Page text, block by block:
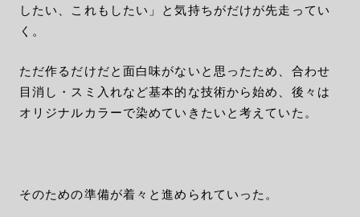
したい、これもしたい」と気持ちがだけが先走ってい
く。
ただ作るだけだと面白味がないと思ったため、合わせ
目消し・スミ入れなど基本的な技術から始め、後々は
オリジナルカラーで染めていきたいと考えていた。
そのための準備が着々と進められていった。